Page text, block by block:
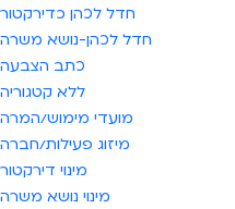
חדל לכהן כדירקטור
חדל לכהן-נושא משרה
כתב הצבעה
ללא קטגוריה
מועדי מימוש/המרה
מיזוג פעילות/חברה
מינוי דירקטור
מינוי נושא משרה